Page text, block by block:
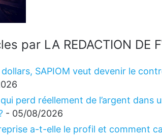
par LA REDACTION DE
SAPIOM veut devenir le
qui perd réellement de l’argent dans
- 05/08/2026
a-t-elle le profil et comment